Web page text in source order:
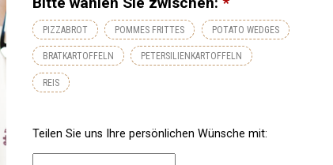
PIZZABROT POMMES FRITTES POTATO WEDGES
BRATKARTOFFELN PETERSILIENKARTOFFELN
REIS
Teilen Sie uns Ihre persönlichen Wünsche mit: